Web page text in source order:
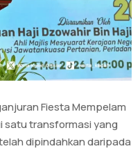
Fiesta Mempelam
satu transformasi yang
dipindahkan daripada